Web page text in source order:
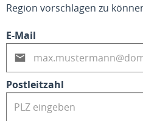
Region vorschlagen zu
E-Mail
Postleitzahl